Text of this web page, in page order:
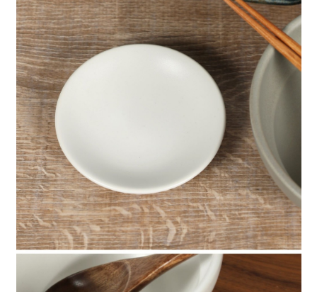
【注意事項】
1.本服務係由「台灣大哥大股份有限公司」（以下簡稱本公司）所提供，讓
用戶於交易時，得透過本服務購買商品或服務，並由商店將買賣／分期付款
買賣價金債權讓與本公司後，依約使用本公司帳單繳交帳款。
2.基於同意付款使用「大哥付你分期」之契約關係目的，商店將以您的個人
資料（包含姓名、電話或地址）提供予台灣大哥大進項蒐集、處理及利用，
由本公司與您本人進行分期帳單所需資料之確認、核對及更正。
3.完整用戶服務條款，請詳閱以下連結：
https://oppay.tw/userRule
ATM／網路銀行／等多元方式進行付款，方視為交易完成。
※ 請注意：結帳手續完成當下不需立刻繳費，但若您需要取消訂單，請聯絡
購買商品的店家。未經商家同意取消之訂單仍視為有效，需透過AFTEE先享
後付繳納相關費用。
※ 交易是否成功請以「AFTEE先享後付 」之結帳頁面顯示為準，若有關於
是否繳費成功／繳費後需取消欲退款等相關疑問，請聯繫「AFTEE先享後付
客戶支援中心」
https://netprotections.freshdesk.com/support/home
【注意事項】
１．透過由恩沛科技股份有限公司提供之「AFTEE先享後付」服務完成之交
易，需依本服務之必要範圍內提供個人資料，並將交易相關給付款項請求債
權轉讓予恩沛科技股份有限公司。
２．關於個人資料處理事宜，請瀏覽以下網址：
https://aftee.tw/terms/#terms3
３．未成年的使用者請事先徵得法定代理人或監護人之同意方可使用
「AFTEE先享後付」，若未經同意申辦者引起之損失，本公司不負相關責
任。
４．使用「AFTEE先享後付」時，將依據個別帳號之用戶狀況，依本公司即
時審查核予不同之上限額度；若仍有額度不足之情形，本公司將視審查結果
請求用戶進行身份認證。
５．嚴禁一人註冊多個帳號或使用他人資訊註冊。若發現惡意使用之情形，
恩沛科技股份有限公司將有權停止該用戶之使用額度並採取法律行動。
每筆NT$80，滿NT$1,500(含以上)免運費
付款後 7-11取貨
每筆NT$80，滿NT$1,500(含以上)免運費
宅配
每筆NT$80，滿NT$1,500(含以上)免運費